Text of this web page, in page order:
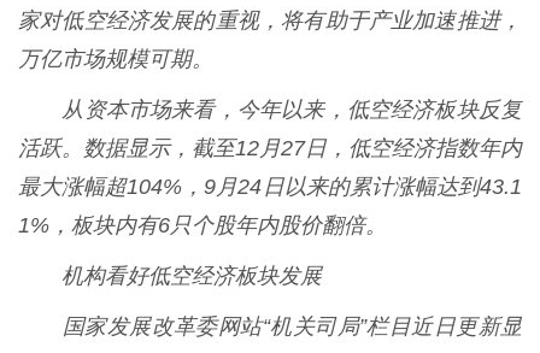
家对低空经济发展的重视，将有助于产业加速推进，
万亿市场规模可期。
从资本市场来看，今年以来，低空经济板块反复
活跃。数据显示，截至12月27日，低空经济指数年内
最大涨幅超104%，9月24日以来的累计涨幅达到43.1
1%，板块内有6只个股年内股价翻倍。
机构看好低空经济板块发展
国家发展改革委网站“机关司局”栏目近日更新显